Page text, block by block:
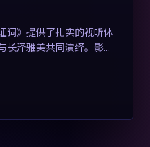
词》提供了扎实的视听体
长泽雅美共同演绎。影片
罪案类型框架内探讨制度
畅、人物关系与情节反
大利亚电影」的用户。